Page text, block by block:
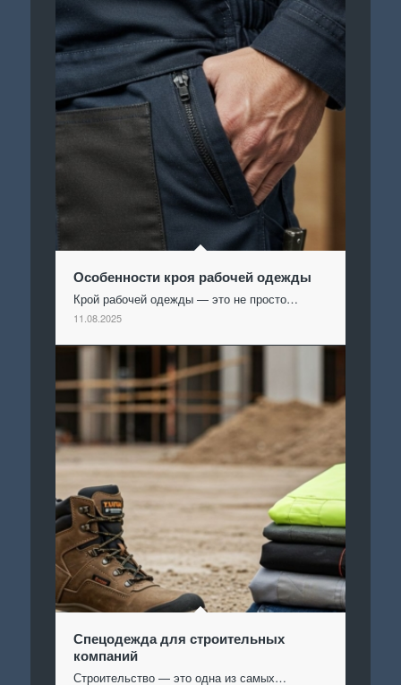
Особенности кроя рабочей одежды
Крой рабочей одежды — это не просто…
11.08.2025
Спецодежда для строительных
компаний
Строительство — это одна из самых…